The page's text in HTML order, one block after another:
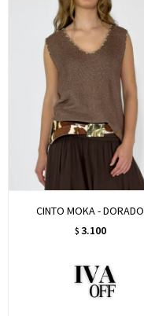
CINTO MOKA - DORADO
$ 3.100